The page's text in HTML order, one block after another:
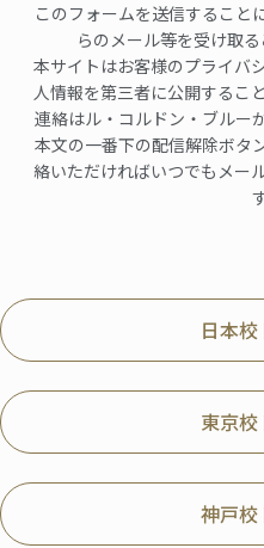
このフォームを送信すること
らのメール等を受け取る
本サイトはお客様のプライバ
人情報を第三者に公開するこ
連絡はル・コルドン・ブルー
本文の一番下の配信解除ボタ
絡いただければいつでもメー
日本
東京
神戸校